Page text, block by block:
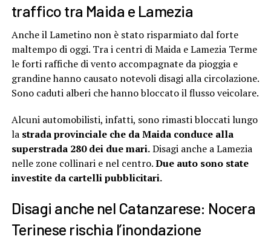
traffico tra Maida e Lamezia
Anche il Lametino non è stato risparmiato dal forte
maltempo di oggi. Tra i centri di Maida e Lamezia Terme
le forti raffiche di vento accompagnate da pioggia e
grandine hanno causato notevoli disagi alla circolazione.
Sono caduti alberi che hanno bloccato il flusso veicolare.
Alcuni automobilisti, infatti, sono rimasti bloccati lungo
lastrada provinciale che da Maida conduce alla
superstrada 280 dei due mari.Disagi anche a Lamezia
nelle zone collinari e nel centro.Due auto sono state
investite da cartelli pubblicitari.
Disagi anche nel Catanzarese: Nocera
Terinese rischia l’inondazione